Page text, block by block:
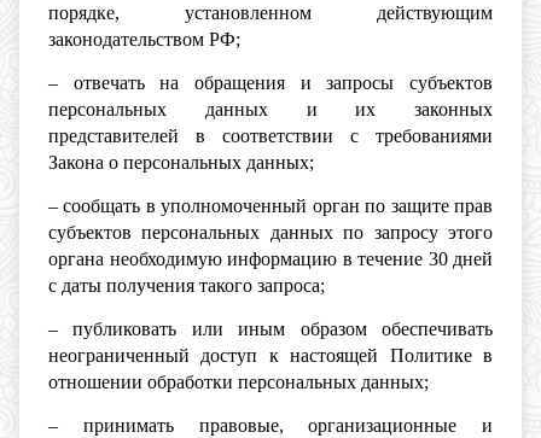
порядке, установленном действующим
законодательством РФ;
– отвечать на обращения и запросы субъектов
персональных данных и их законных
представителей в соответствии с требованиями
Закона о персональных данных;
– сообщать в уполномоченный орган по защите прав
субъектов персональных данных по запросу этого
органа необходимую информацию в течение 30 дней
с даты получения такого запроса;
– публиковать или иным образом обеспечивать
неограниченный доступ к настоящей Политике в
отношении обработки персональных данных;
– принимать правовые, организационные и